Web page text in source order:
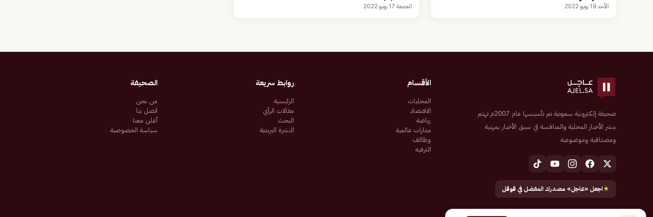
الأحد 19 يونيو 2022 الجمعة 17 يونيو 2022
صحيفة إلكترونية سعودية تم تأسيسها عام 2007م تهتم
بنشر الأخبار المحلية والمنافسة في سبق الأخبار بمهنية
ومصداقية وموضوعية
★اجعل «عاجل» مصدرك المفضل في قوقل
الأقسام
المحليات
الاقتصاد
رياضة
مدارات عالمية
وظائف
الترفيه
روابط سريعة
الرئيسية
مقالات الرأي
البحث
النشرة البريدية
الصحيفة
من نحن
اتصل بنا
أعلن معنا
سياسة الخصوصية